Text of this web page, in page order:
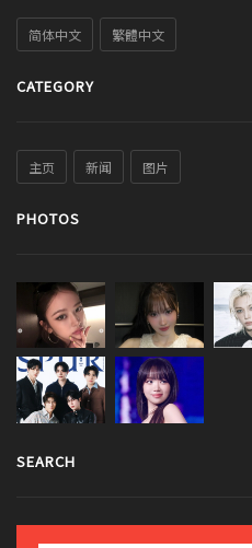
简体中文 繁體中文
CATEGORY
主页 新闻 图片
PHOTOS
SEARCH